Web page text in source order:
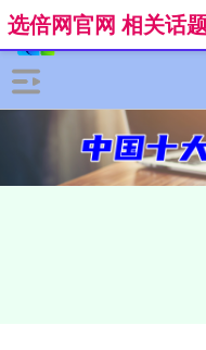
选倍网官网 相关话